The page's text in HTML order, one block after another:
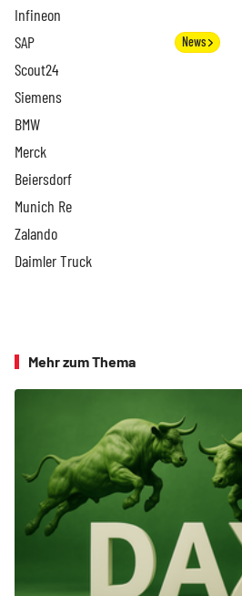
Infineon
SAP News
Scout24
Siemens
BMW
Merck
Beiersdorf
Munich Re
Zalando
Daimler Truck
Mehr zum Thema